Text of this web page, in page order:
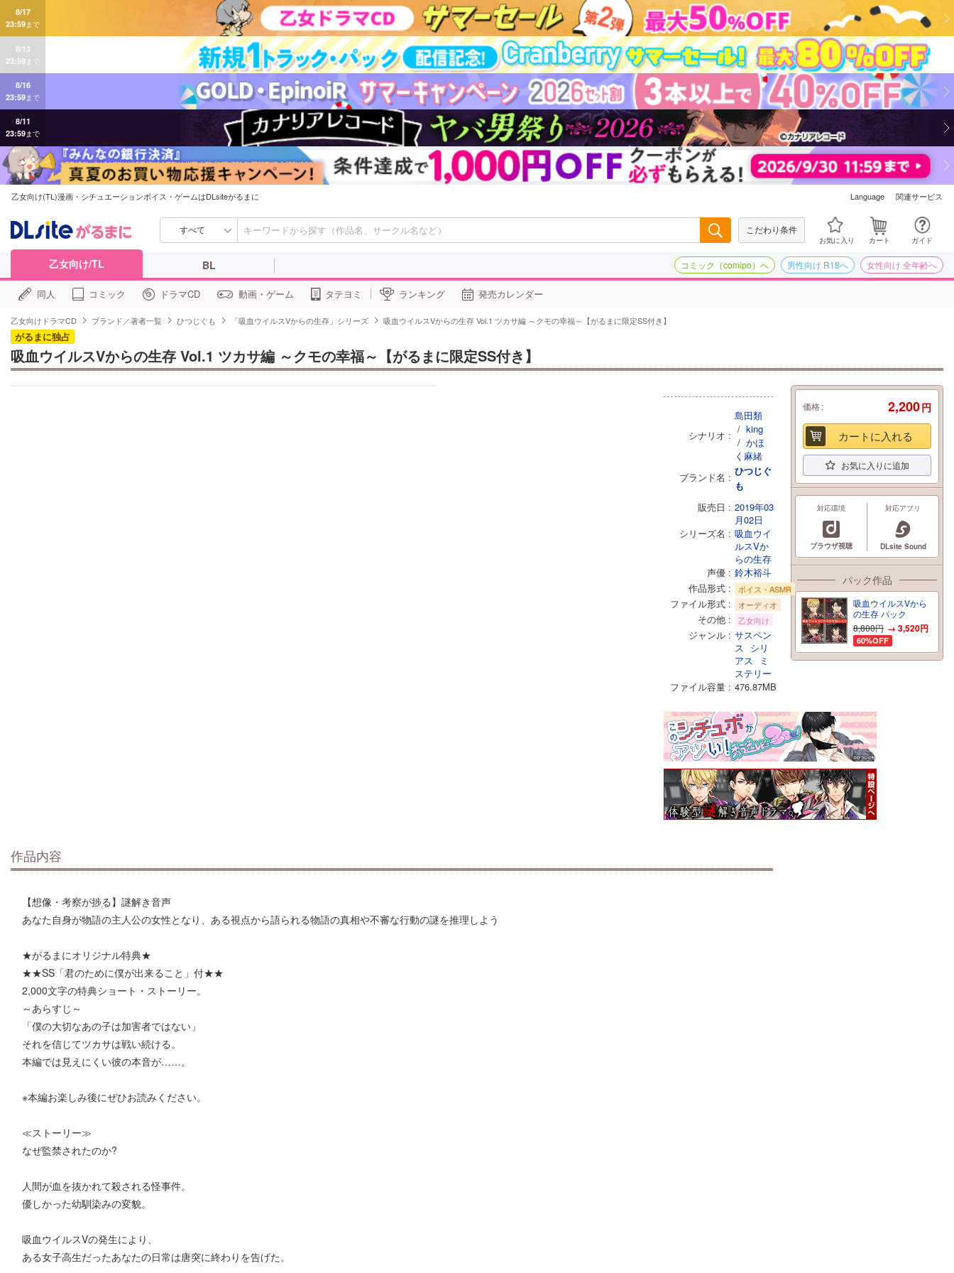
8/17
23:59まで
8/13
23:59 まで
8/16
23:59まで
8/11
23:59まで
乙女向け(TL)漫画・シチュエーションボイス・ゲームはDLsiteがるまに Language 関連サービス
すべて こだわり条件
お気に入り カート ガイド
乙女向け/TL BL コミック（comipo）へ 男性向け R18へ 女性向け 全年齢へ
同人 コミック ドラマCD 動画・ゲーム タテヨミ ランキング 発売カレンダー
乙女向けドラマCD ブランド／著者一覧 ひつじぐも 「吸血ウイルスVからの生存」シリーズ 吸血ウイルスVからの生存 Vol.1 ツカサ編 ～クモの幸福～【がるまに限定SS付き】
がるまに独占
吸血ウイルスVからの生存 Vol.1 ツカサ編 ～クモの幸福～【がるまに限定SS付き】
シナリオ
島田類
/ king
/ かほ
く麻緒
ブランド名
ひつじぐ
も
販売日
2019年03
月02日
シリーズ名
吸血ウイ
ルスVか
らの生存
声優
鈴木裕斗
作品形式
ボイス・ASMR
ファイル形式 オーディオ
その他 乙女向け
ジャンル
サスペン
ス
シリ
アス
ミ
ステリー
ファイル容量
476.87MB
作品内容
【想像・考察が捗る】謎解き音声
あなた自身が物語の主人公の女性となり、ある視点から語られる物語の真相や不審な行動の謎を推理しよう
★がるまにオリジナル特典★
★★SS「君のために僕が出来ること」付★★
2,000文字の特典ショート・ストーリー。
～あらすじ～
「僕の大切なあの子は加害者ではない」
それを信じてツカサは戦い続ける。
本編では見えにくい彼の本音が……。
※本編お楽しみ後にぜひお読みください。
≪ストーリー≫
なぜ監禁されたのか?
人間が血を抜かれて殺される怪事件。
優しかった幼馴染みの変貌。
吸血ウイルスVの発生により、
ある女子高生だったあなたの日常は唐突に終わりを告げた。
価格 2,200円
カートに入れる
お気に入りに追加
対応環境
ブラウザ視聴
対応アプリ
DLsite Sound
パック作品
吸血ウイルスVから
の生存 パック
8,800円 → 3,520円
60%OFF